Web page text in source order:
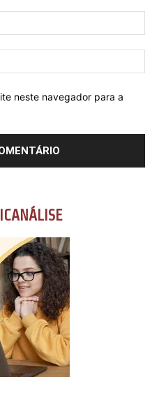
neste navegador para a